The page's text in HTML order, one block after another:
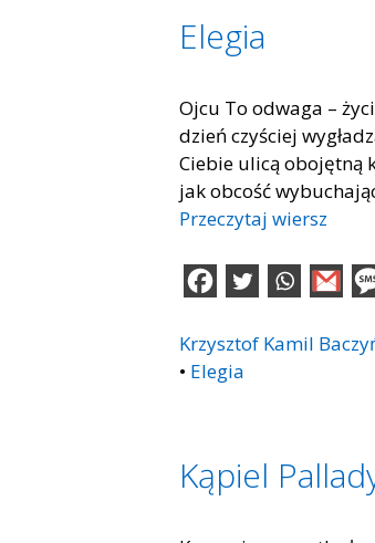
Elegia
Ojcu To odwaga –
dzień czyściej
Ciebie ulicą obojętną
jak obcość
Przeczytaj wiersz
Krzysztof Kamil
• Elegia
Kąpiel